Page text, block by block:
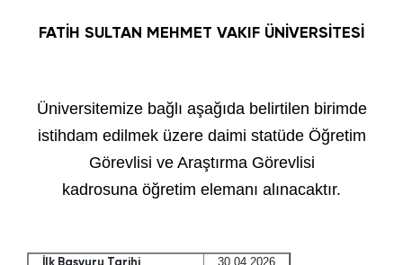
FATİH SULTAN MEHMET VAKIF ÜNİVERSİTESİ
Üniversitemize bağlı aşağıda belirtilen birimde
istihdam edilmek üzere daimi statüde Öğretim
Görevlisi ve Araştırma Görevlisi
kadrosuna öğretim elemanı alınacaktır.
30.04.2026